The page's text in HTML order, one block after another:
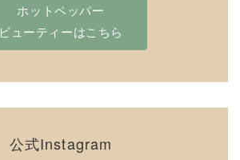
ホットペッパー
ビューティーはこちら
公式Instagram